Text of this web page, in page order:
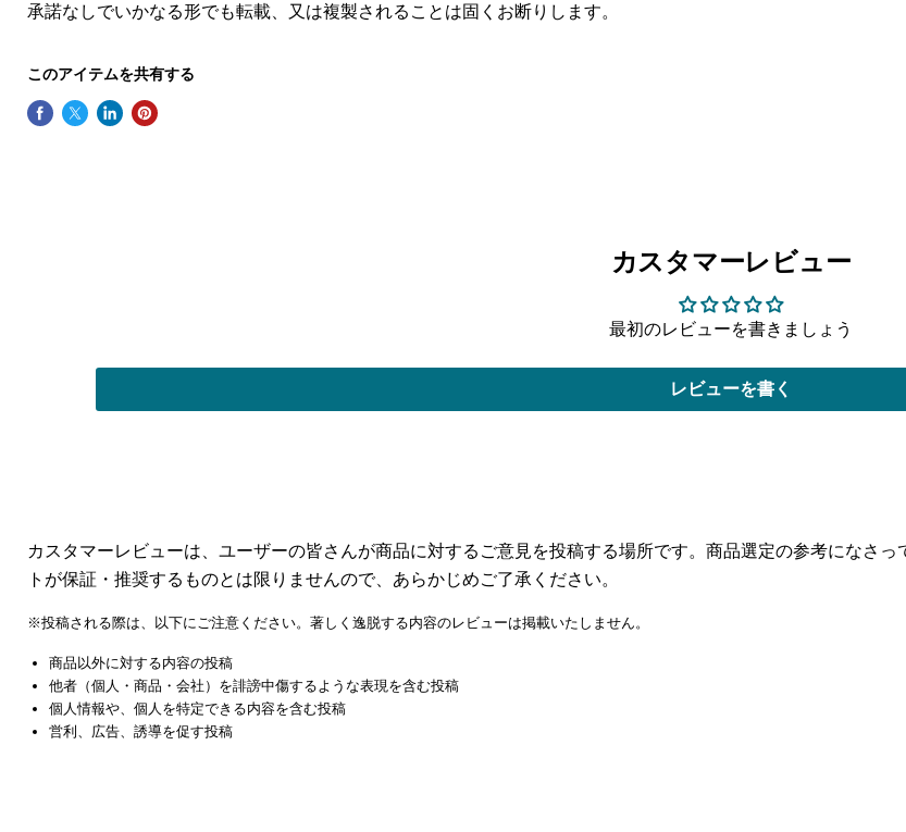
承諾なしでいかなる形でも転載、又は複製されることは固くお断りします。
このアイテムを共有する
カスタマーレビュー
最初のレビューを書きましょう
レビューを書く
カスタマーレビューは、ユーザーの皆さんが商品に対するご意見を投稿する場所です。商品選定の参考になさ
トが保証・推奨するものとは限りませんので、あらかじめご了承ください。
※投稿される際は、以下にご注意ください。著しく逸脱する内容のレビューは掲載いたしません。
商品以外に対する内容の投稿
他者（個人・商品・会社）を誹謗中傷するような表現を含む投稿
個人情報や、個人を特定できる内容を含む投稿
営利、広告、誘導を促す投稿